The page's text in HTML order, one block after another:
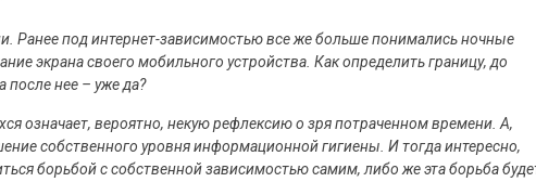
Ранее под интернет-зависимостью все же больше понимались ночные
экрана своего мобильного устройства. Как определить границу, до
после нее – уже да?
означает, вероятно, некую рефлексию о зря потраченном времени. А,
собственного уровня информационной гигиены. И тогда интересно,
борьбой с собственной зависимостью самим, либо же эта борьба